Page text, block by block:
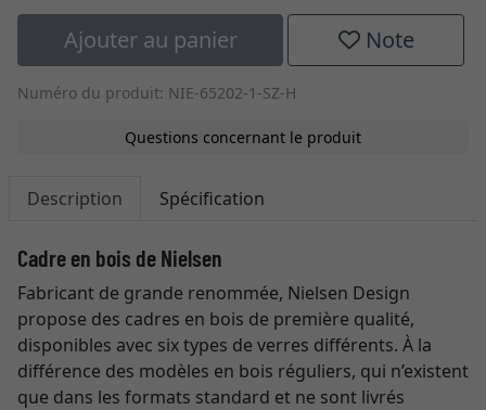
Ajouter au panier Note
Numéro du produit: NIE-65202-1-SZ-H
Questions concernant le produit
Description Spécification
Cadre en bois de Nielsen
Fabricant de grande renommée, Nielsen Design
propose des cadres en bois de première qualité,
disponibles avec six types de verres différents. À la
différence des modèles en bois réguliers, qui n’existent
que dans les formats standard et ne sont livrés